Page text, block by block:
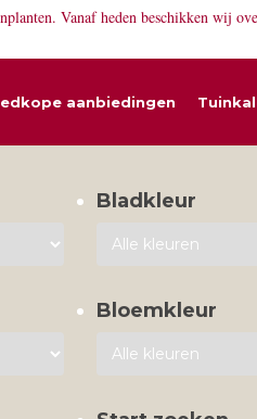
Vanaf heden beschikken wij
aanbiedingen
Bladkleur
Bloemkleur